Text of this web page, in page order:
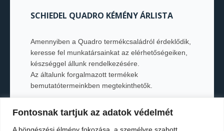
Fontosnak tartjuk az adatok védelmét
A böngészési élmény fokozása, a személyre szabott
SCHIEDEL QUADRO KÉMÉNY ÁRLISTA
Amennyiben a Quadro termékcsaládról érdeklődik,
keresse fel munkatársainkat az elérhetőségeiken,
készséggel állunk rendelkezésére.
Az általunk forgalmazott termékek
bemutatótermeinkben megtekinthetők.